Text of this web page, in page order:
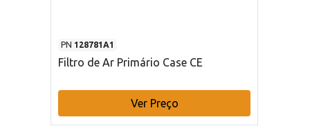
PN 128781A1
Filtro de Ar Primário Case CE
Ver Preço